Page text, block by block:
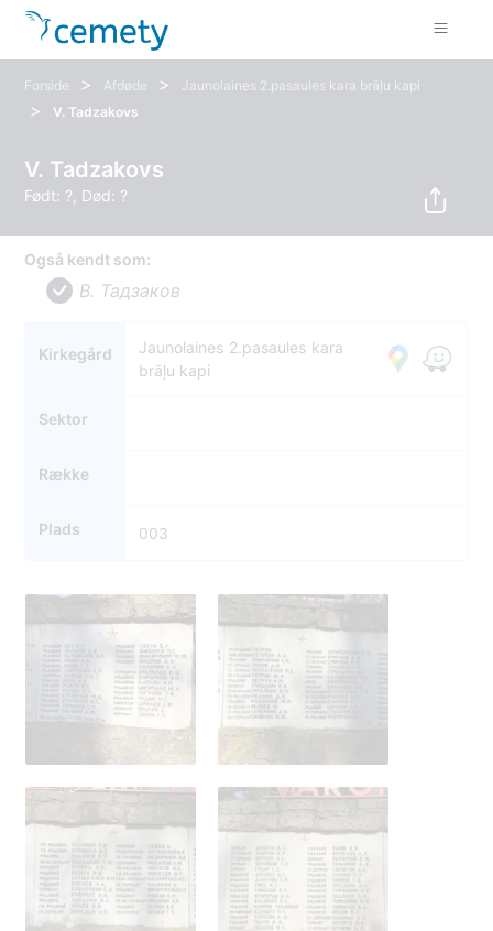
Forside > Afdøde > Jaunolaines 2.pasaules kara brāļu kapi
> V. Tadzakovs
V. Tadzakovs
Født: ?, Død: ?
Også kendt som:
В. Тадзаков
Kirkegård
Jaunolaines 2.pasaules kara
brāļu kapi
Sektor
Række
Plads 003